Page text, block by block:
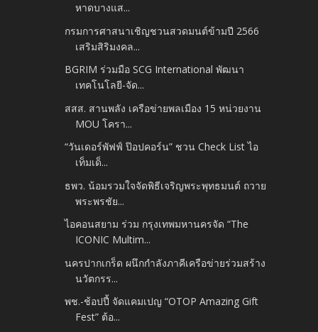
หาดบางแส...
กรมการศาสนาเชิญชวนสวดมนต์ข้ามปี 2566
เสริมสิริมงคล...
BGRIM ร่วมมือ SCG International พัฒนา
เทคโนโลยี-จัด...
สสส. สานพลัง เครือข่ายพลเมือง 15 หน่วยงาน
MOU โครา...
“วันเดอร์พัฟฟ์ ป๊อปคอร์น” ชวน Check List ไอ
เท็มเด็...
ธพว. น้อมรวมใจจัดพิธีเจริญพระพุทธมนต์ ถวาย
พระพรชัย...
ไอคอนสยาม ร่วม กรุงเทพมหานครจัด “The
ICONIC Multim...
นครปากเกร็ด ผนึกกำลังภาคีเครือข่ายร่วมสร้าง
นวัตกรร...
พช.-ช้อปปี้ จัดแคมเปญ “OTOP Amazing Gift
Fest” ต้อ...